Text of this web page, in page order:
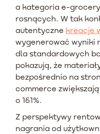
a kategoria e-
rosnących. W tak
autentyczne kreacje
wygenerować wyniki
dla standardowych
pokazują, że
bezpośrednio na
commerce
o 161%.
Z perspektywy
nagrania od